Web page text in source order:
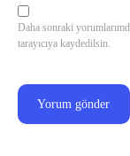
Daha sonraki
tarayıcıya kaydedilsin.